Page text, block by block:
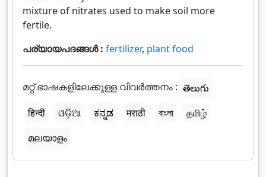
mixture of nitrates used to make soil more
fertile.
പര്യായപദങ്ങൾ : fertilizer, plant food
മറ്റ് ഭാഷകളിലേക്കുള്ള വിവർത്തനം : తెలుగు
हिन्दी
ଓଡ଼ିଆ ಕನ್ನಡ मराठी বাংলা
தமிழ்
മലയാളം